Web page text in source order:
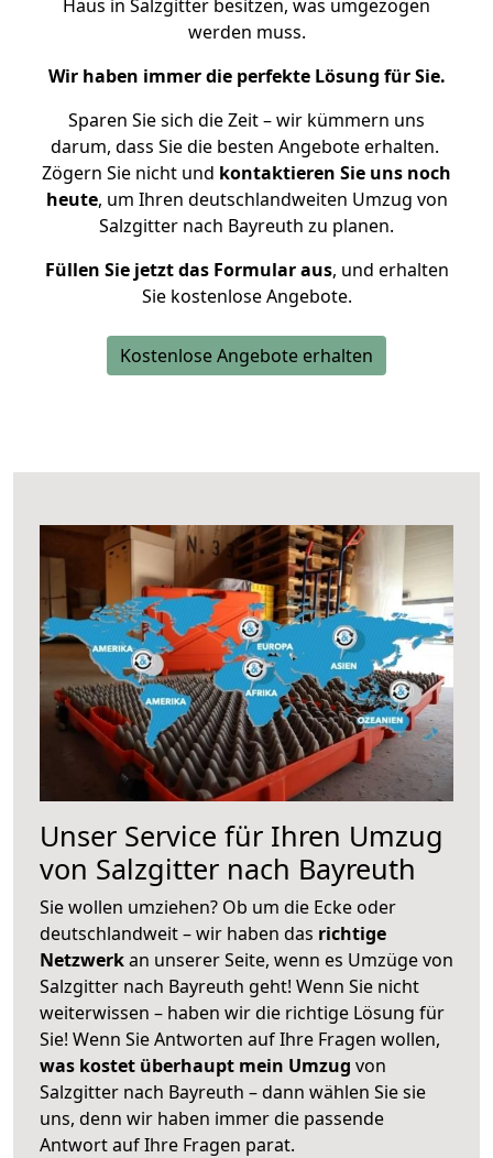
Haus in Salzgitter besitzen, was umgezogen
werden muss.
Wir haben immer die perfekte Lösung für Sie.
Sparen Sie sich die Zeit – wir kümmern uns
darum, dass Sie die besten Angebote erhalten.
Zögern Sie nicht und kontaktieren Sie uns noch
heute, um Ihren deutschlandweiten Umzug von
Salzgitter nach Bayreuth zu planen.
Füllen Sie jetzt das Formular aus, und erhalten
Sie kostenlose Angebote.
Kostenlose Angebote erhalten
Unser Service für Ihren Umzug
von Salzgitter nach Bayreuth
Sie wollen umziehen? Ob um die Ecke oder
deutschlandweit – wir haben das richtige
Netzwerkan unserer Seite, wenn es Umzüge von
Salzgitter nach Bayreuth geht! Wenn Sie nicht
weiterwissen – haben wir die richtige Lösung für
Sie! Wenn Sie Antworten auf Ihre Fragen wollen,
was kostet überhaupt mein Umzug von
Salzgitter nach Bayreuth – dann wählen Sie sie
uns, denn wir haben immer die passende
Antwort auf Ihre Fragen parat.